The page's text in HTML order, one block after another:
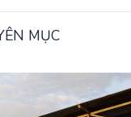
MỤC